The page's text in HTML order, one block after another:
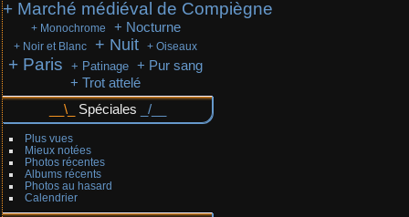
+ Marché médiéval de Compiègne
+ Monochrome + Nocturne
+ Noir et Blanc + Nuit + Oiseaux
+ Paris + Patinage
+ Pur sang
+ Trot attelé
Spéciales
Plus vues
Mieux notées
Photos récentes
Albums récents
Photos au hasard
Calendrier